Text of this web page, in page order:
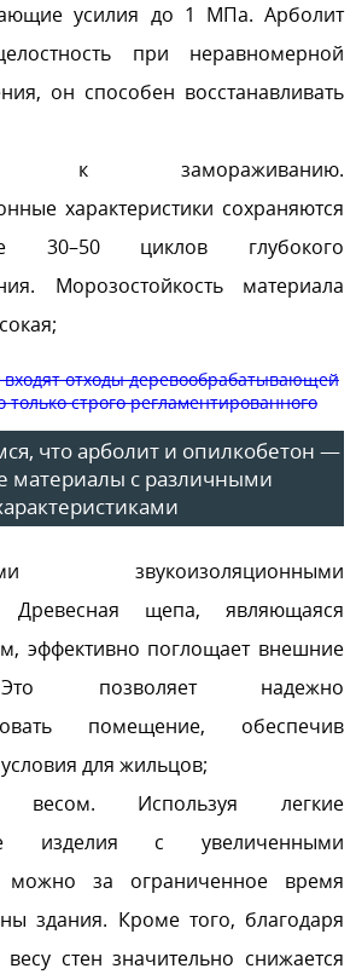
усилия до 1 МПа. Арболит
при неравномерной
он способен восстанавливать
к замораживанию.
характеристики сохраняются
30–50 циклов глубокого
Морозостойкость материала
что арболит и опилкобетон —
материалы с различными
звукоизоляционными
Древесная щепа, являющаяся
эффективно поглощает внешние
позволяет надежно
помещение, обеспечив
для жильцов;
весом. Используя легкие
изделия с увеличенными
можно за ограниченное время
здания. Кроме того, благодаря
стен значительно снижается